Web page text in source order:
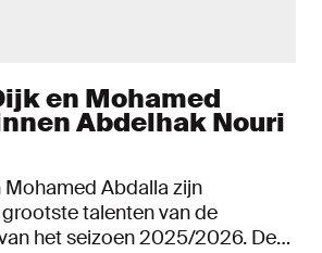
en Mohamed
Abdelhak Nouri
Mohamed Abdalla zijn
talenten van de
het seizoen 2025/2026. De